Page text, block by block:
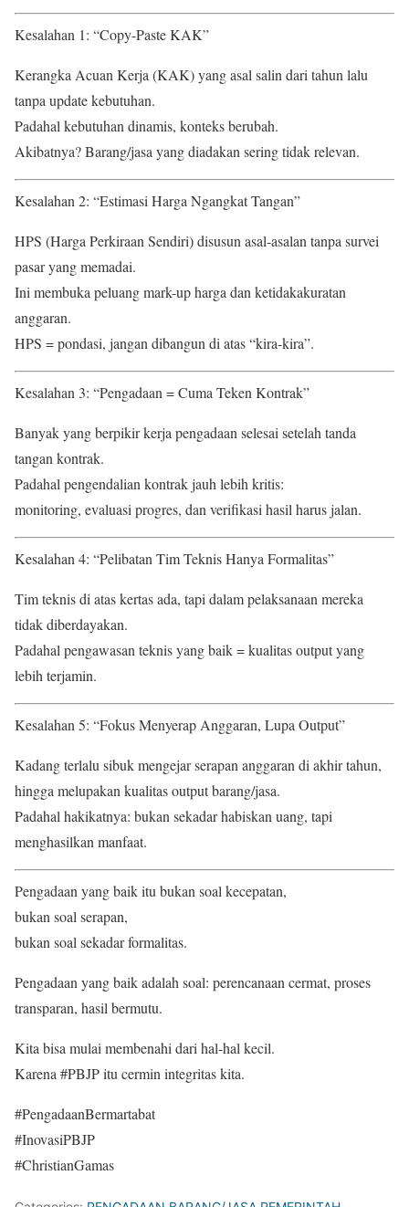
Kesalahan 1: “Copy-Paste KAK”
Kerangka Acuan Kerja (KAK) yang asal salin dari tahun lalu
tanpa update kebutuhan.
Padahal kebutuhan dinamis, konteks berubah.
Akibatnya? Barang/jasa yang diadakan sering tidak relevan.
Kesalahan 2: “Estimasi Harga Ngangkat Tangan”
HPS (Harga Perkiraan Sendiri) disusun asal-asalan tanpa survei
pasar yang memadai.
Ini membuka peluang mark-up harga dan ketidakakuratan
anggaran.
HPS = pondasi, jangan dibangun di atas “kira-kira”.
Kesalahan 3: “Pengadaan = Cuma Teken Kontrak”
Banyak yang berpikir kerja pengadaan selesai setelah tanda
tangan kontrak.
Padahal pengendalian kontrak jauh lebih kritis:
monitoring, evaluasi progres, dan verifikasi hasil harus jalan.
Kesalahan 4: “Pelibatan Tim Teknis Hanya Formalitas”
Tim teknis di atas kertas ada, tapi dalam pelaksanaan mereka
tidak diberdayakan.
Padahal pengawasan teknis yang baik = kualitas output yang
lebih terjamin.
Kesalahan 5: “Fokus Menyerap Anggaran, Lupa Output”
Kadang terlalu sibuk mengejar serapan anggaran di akhir tahun,
hingga melupakan kualitas output barang/jasa.
Padahal hakikatnya: bukan sekadar habiskan uang, tapi
menghasilkan manfaat.
Pengadaan yang baik itu bukan soal kecepatan,
bukan soal serapan,
bukan soal sekadar formalitas.
Pengadaan yang baik adalah soal: perencanaan cermat, proses
transparan, hasil bermutu.
Kita bisa mulai membenahi dari hal-hal kecil.
Karena #PBJP itu cermin integritas kita.
#PengadaanBermartabat
#InovasiPBJP
#ChristianGamas